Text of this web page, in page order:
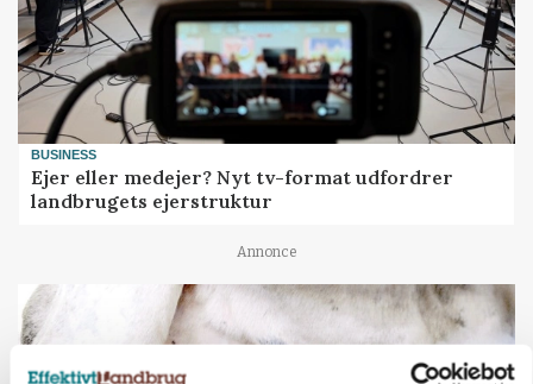
BUSINESS
Ejer eller medejer? Nyt tv-format udfordrer
landbrugets ejerstruktur
Annonce